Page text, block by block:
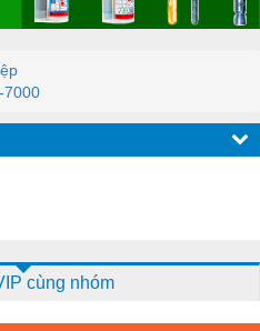
7000
cùng nhóm